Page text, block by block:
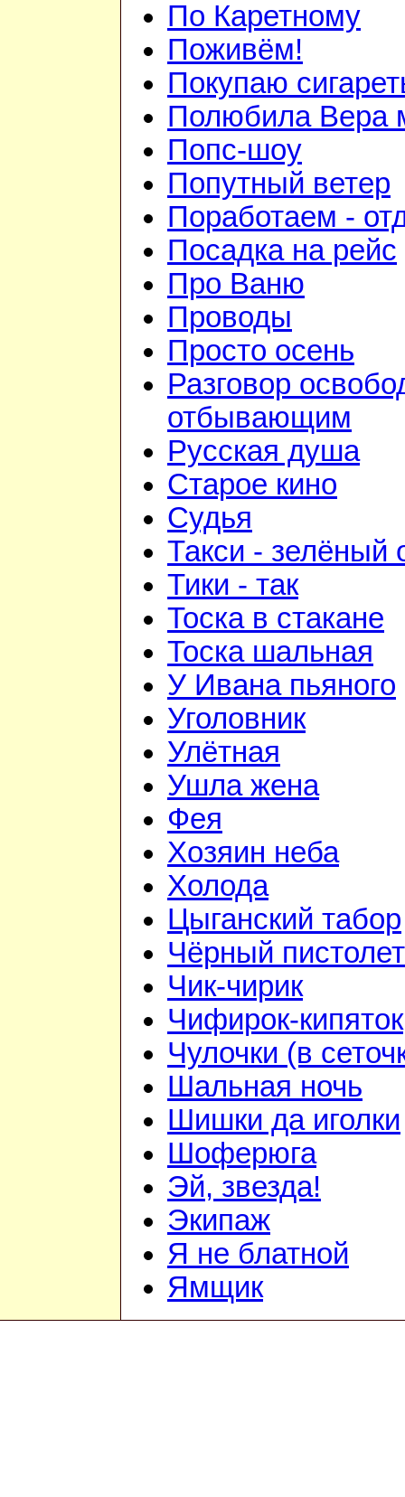
По Каретному
Поживём!
Покупаю
Полюбила Вера
Попс-шоу
Попутный ветер
Поработаем -
Посадка на рейс
Про Ваню
Проводы
Просто осень
Разговор
отбывающим
Русская душа
Старое кино
Судья
Такси - зелёный
Тики - так
Тоска в стакане
Тоска шальная
У Ивана пьяного
Уголовник
Улётная
Ушла жена
Фея
Хозяин неба
Холода
Цыганский табор
Чёрный пистолет
Чик-чирик
Чифирок-
Чулочки (в
Шальная ночь
Шишки да иголки
Шоферюга
Эй, звезда!
Экипаж
Я не блатной
Ямщик